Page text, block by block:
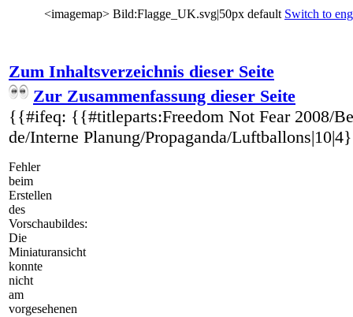
<imagemap> Bild:Flagge_UK.svg|50px default Switch to
Zum Inhaltsverzeichnis dieser Seite
Zur Zusammenfassung dieser Seite
{{#ifeq: {{#titleparts:Freedom Not Fear 2008/
de/Interne Planung/Propaganda/
Fehler
beim
Erstellen
des
Vorschaubildes:
Die
Miniaturansicht
konnte
nicht
am
vorgesehenen